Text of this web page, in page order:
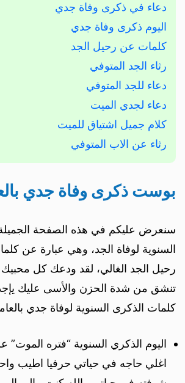
دعاء في ذكرى وفاة جدي
اليوم ذكرى وفاة جدي
كلمات عن رحيل الجد
رثاء الجد المتوفي
دعاء للجد المتوفي
دعاء لجدي الميت
كلام جميل اشتياق للميت
رثاء عن الاب المتوفي
بوست ذكرى وفاة جدي
سنعرض عليكم في هذه الصفحة
السنوية لوفاة الجد، وهي عبارة عن
رحيل الجد الغالي، لقد ودعك كل محبيك
تنشق من شدة الحزن والأسى عليك
كلمات الذكرى السنوية لوفاة جدي
اليوم الذكري السنوية “فتره
اغلي حاجه في حياتي حرفيا اطيب